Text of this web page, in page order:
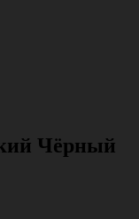
Чёрный